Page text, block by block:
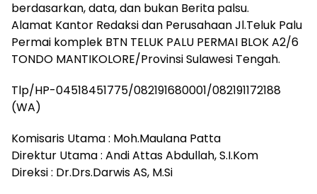
berdasarkan, data, dan bukan Berita palsu.
Alamat Kantor Redaksi dan Perusahaan Jl.Teluk Palu
Permai komplek BTN TELUK PALU PERMAI BLOK A2/6
TONDO MANTIKOLORE/Provinsi Sulawesi Tengah.
Tlp/HP-04518451775/082191680001/082191172188
(WA)
Komisaris Utama : Moh.Maulana Patta
Direktur Utama : Andi Attas Abdullah, S.I.Kom
Direksi : Dr.Drs.Darwis AS, M.Si